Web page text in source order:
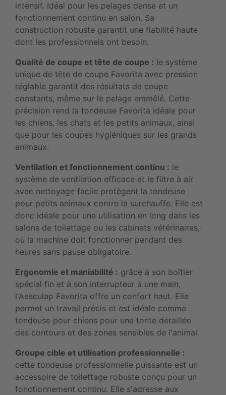
intensif. Idéal pour les pelages dense et un
fonctionnement continu en salon. Sa
construction robuste garantit une fiabilité haute
dont les professionnels ont besoin.
Qualité de coupe et tête de coupe : le système
unique de tête de coupe Favorita avec pression
réglable garantit des résultats de coupe
constants, même sur le pelage emmêlé. Cette
précision rend la tondeuse Favorita idéale pour
les chiens, les chats et les petits animaux, ainsi
que pour les coupes hygiéniques sur les grands
animaux.
Ventilation et fonctionnement continu : le
système de ventilation efficace et le filtre à air
avec nettoyage facile protègent la tondeuse
pour petits animaux contre la surchauffe. Elle est
donc idéale pour une utilisation en long dans les
salons de toilettage ou les cabinets vétérinaires,
où la machine doit fonctionner pendant des
heures sans pause obligatoire.
Ergonomie et maniabilité : grâce à son boîtier
spécial fin et à son interrupteur à une main,
l'Aesculap Favorita offre un confort haut. Elle
permet un travail précis et est idéale comme
tondeuse pour chiens pour une tonte détaillée
des contours et des zones sensibles de l'animal.
Groupe cible et utilisation professionnelle :
cette tondeuse professionnelle puissante est un
accessoire de toilettage robuste conçu pour un
fonctionnement continu. Elle s'adresse aux